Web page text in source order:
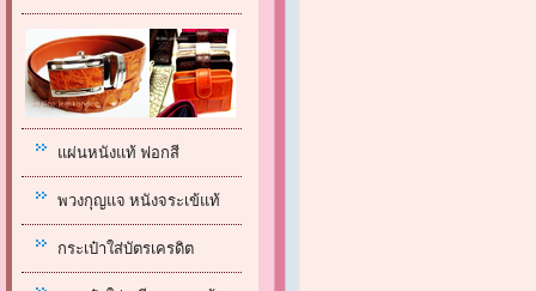
แผ่นหนังแท้ ฟอกสี
พวงกุญแจ หนังจระเข้แท้
กระเป๋าใส่บัตรเครดิต